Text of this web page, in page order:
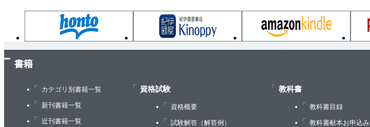
書籍
カテゴリ別書籍一覧
新刊書籍一覧
近刊書籍一覧
資格試験
資格概要
試験解答（解答例）
教科書
教科書目録
教科書献本お申込み